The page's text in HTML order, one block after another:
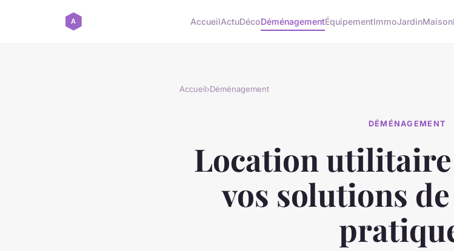
AccueilActuDécoDéménagementÉquipementImmoJardinMaison
Accueil›Déménagement
DÉMÉNAGEMENT
Location utilitaire
vos solutions